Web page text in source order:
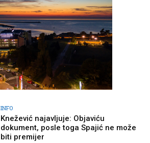
INFO
Knežević najavljuje: Objaviću
dokument, posle toga Spajić ne može
biti premijer